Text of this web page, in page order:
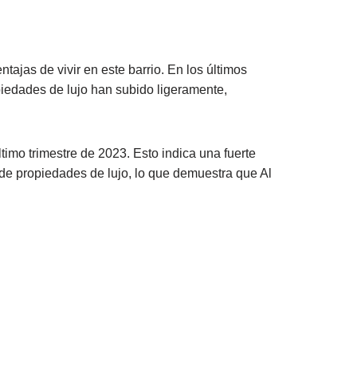
de vivir en este barrio. En los últimos
de lujo han subido ligeramente,
trimestre de 2023. Esto indica una fuerte
propiedades de lujo, lo que demuestra que Al